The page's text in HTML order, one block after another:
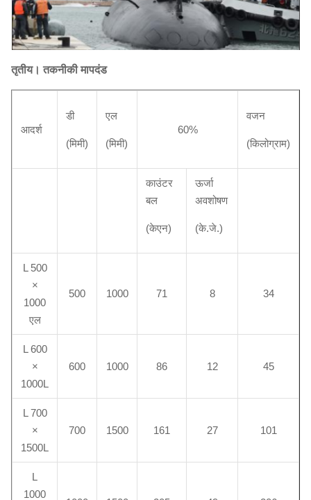
तृतीय। तकनीकी मापदंड
आदर्श
डी
(मिमी)
एल
(मिमी)
60%
वजन
(किलोग्राम)
काउंटर
बल
(केएन)
ऊर्जा
अवशोषण
(के.जे.)
L 500
×
1000
एल
500 1000 71 8 34
L 600
×
1000L
600 1000 86 12 45
L 700
×
1500L
700 1500 161 27 101
L
1000